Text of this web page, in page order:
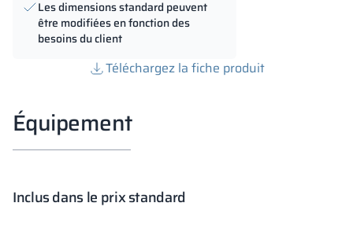
Les dimensions standard peuvent
être modifiées en fonction des
besoins du client
Téléchargez la fiche produit
Équipement
Inclus dans le prix standard